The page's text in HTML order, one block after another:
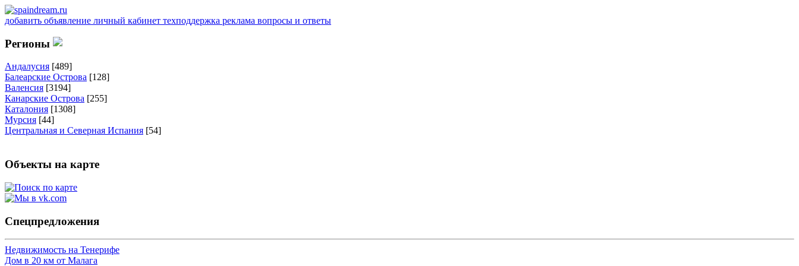
добавить объявление личный кабинет техподдержка реклама вопросы и ответы
Регионы
Андалусия [489]
Балеарские Острова [128]
Валенсия [3194]
Канарские Острова [255]
Каталония [1308]
Мурсия [44]
Центральная и Северная Испания [54]
Объекты на карте
Спецпредложения
Недвижимость на Тенерифе
Дом в 20 км от Малага